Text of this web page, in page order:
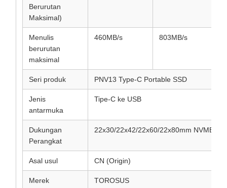
Berurutan
Maksimal)
Menulis
berurutan
maksimal
460MB/s 803MB/s
Seri produk PNV13 Type-C Portable SSD
Jenis
antarmuka
Tipe-C ke USB
Dukungan
Perangkat
22x30/22x42/22x60/22x80mm NVME/
Asal usul CN (Origin)
Merek TOROSUS